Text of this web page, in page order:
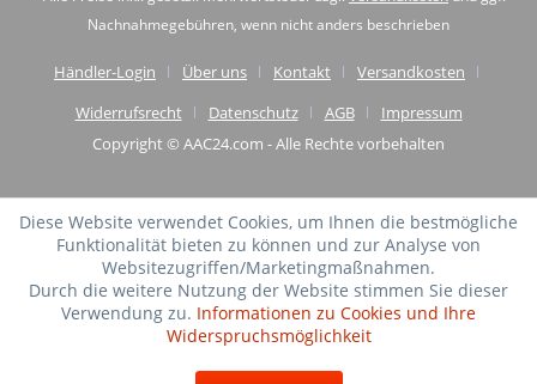
Nachnahmegebühren, wenn nicht anders beschrieben
Händler-Login Über uns Kontakt
Versandkosten
Widerrufsrecht
Datenschutz AGB
Impressum
Copyright © AAC24.com - Alle Rechte vorbehalten
Diese Website verwendet Cookies, um Ihnen die bestmögliche
Funktionalität bieten zu können und zur Analyse von
Websitezugriffen/Marketingmaßnahmen.
Durch die weitere Nutzung der Website stimmen Sie dieser
Verwendung zu. Informationen zu Cookies und Ihre
Widerspruchsmöglichkeit
(4.75 / 5)